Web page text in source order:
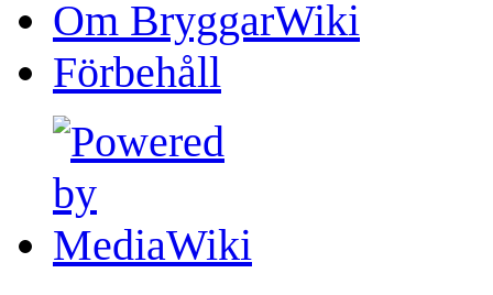
Om BryggarWiki
Förbehåll